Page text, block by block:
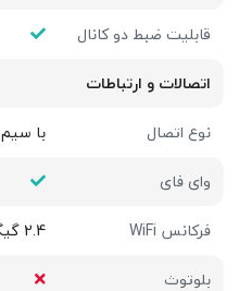
قابلیت ضبط دو کانال
اتصالات و ارتباطات
نوع اتصال
با سیم
وای فای
فرکانس WiFi
2.4 گیگاهرتز
بلوتوث